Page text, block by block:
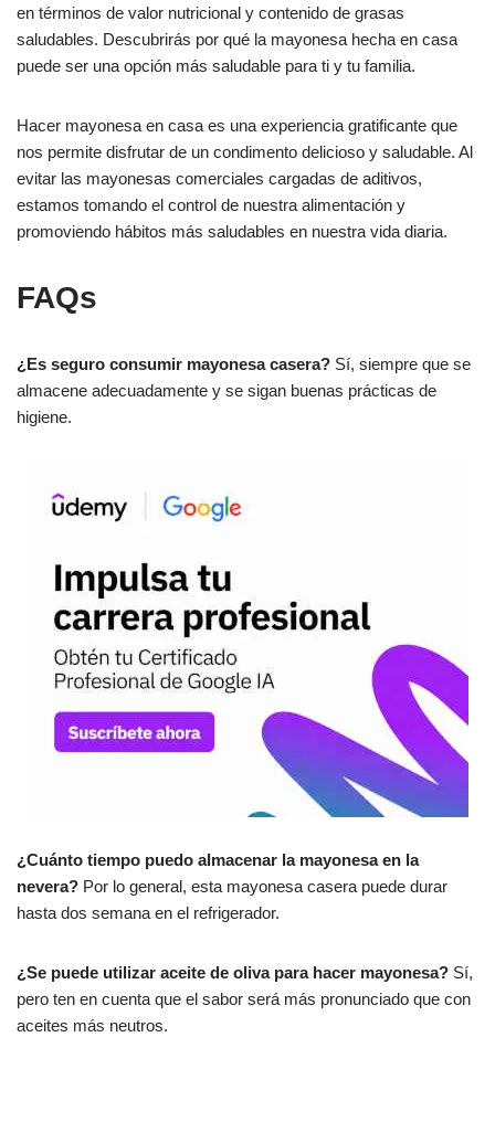
en términos de valor nutricional y contenido de grasas
saludables. Descubrirás por qué la mayonesa hecha en casa
puede ser una opción más saludable para ti y tu familia.
Hacer mayonesa en casa es una experiencia gratificante que
nos permite disfrutar de un condimento delicioso y saludable. Al
evitar las mayonesas comerciales cargadas de aditivos,
estamos tomando el control de nuestra alimentación y
promoviendo hábitos más saludables en nuestra vida diaria.
FAQs
¿Es seguro consumir mayonesa casera? Sí, siempre que se
almacene adecuadamente y se sigan buenas prácticas de
higiene.
¿Cuánto tiempo puedo almacenar la mayonesa en la
nevera? Por lo general, esta mayonesa casera puede durar
hasta dos semana en el refrigerador.
¿Se puede utilizar aceite de oliva para hacer mayonesa? Sí,
pero ten en cuenta que el sabor será más pronunciado que con
aceites más neutros.